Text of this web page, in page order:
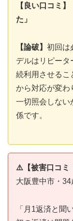
【良い口コミ
た」
【論破】 初回は
デルはリピータ
続利用させるこ
から対応が変わ
一切照会しない
係です。
⚠️【被害口コミ
大阪豊中市・
「月1返済と聞